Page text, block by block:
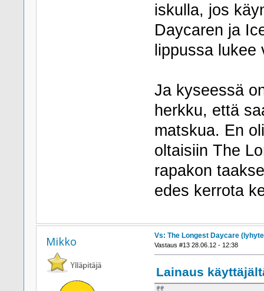
iskulla, jos
Daycaren ja
lippussa
Ja kyseessä
herkku, että
matskua. En
oltaisiin The
rapakon
edes kerrota
Mikko Vs: The Longest Daycare
Vastaus #13 28.06.12 - 12:38
Lainaus